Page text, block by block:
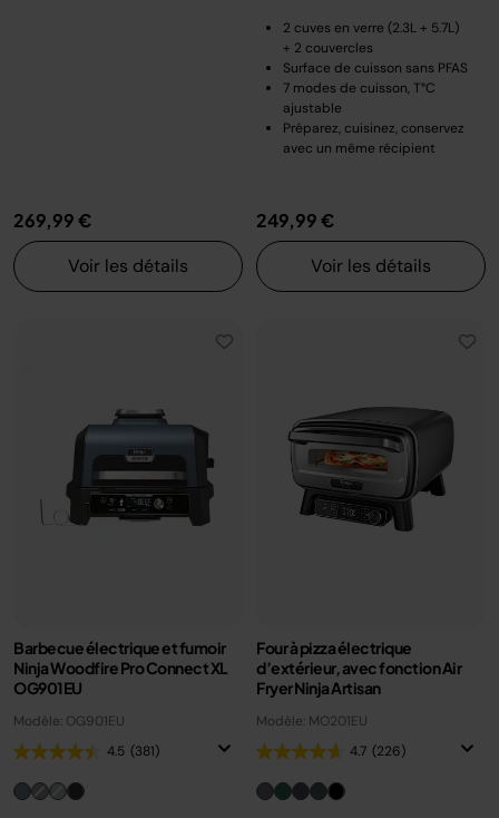
269,99 €
Voir les détails
2 cuves en verre (2.3L + 5.7L)
+ 2 couvercles
Surface de cuisson sans PFAS
7 modes de cuisson, T°C
ajustable
Préparez, cuisinez, conservez
avec un même récipient
249,99 €
Voir les détails
Barbecue électrique et fumoir
Ninja Woodfire Pro Connect XL
OG901EU
Modèle: OG901EU
4.5 (381)
Four à pizza électrique
d’extérieur, avec fonction Air
Fryer Ninja Artisan
Modèle: MO201EU
4.7 (226)